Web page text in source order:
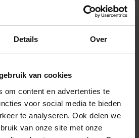
Details Over
van cookies
om content en advertenties te
voor social media te bieden
te analyseren. Ook delen we
van onze site met onze